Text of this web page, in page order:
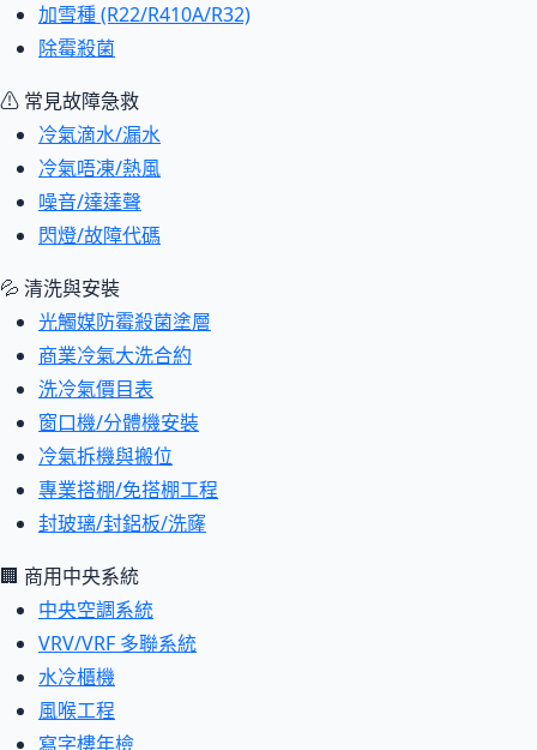
加雪種 (R22/R410A/R32)
除霉殺菌
⚠ 常見故障急救
冷氣滴水/漏水
冷氣唔凍/熱風
噪音/達達聲
閃燈/故障代碼
💦 清洗與安裝
光觸媒防霉殺菌塗層
商業冷氣大洗合約
洗冷氣價目表
窗口機/分體機安裝
冷氣拆機與搬位
專業搭棚/免搭棚工程
封玻璃/封鋁板/洗窿
🏢 商用中央系統
中央空調系統
VRV/VRF 多聯系統
水冷櫃機
風喉工程
寫字樓年檢